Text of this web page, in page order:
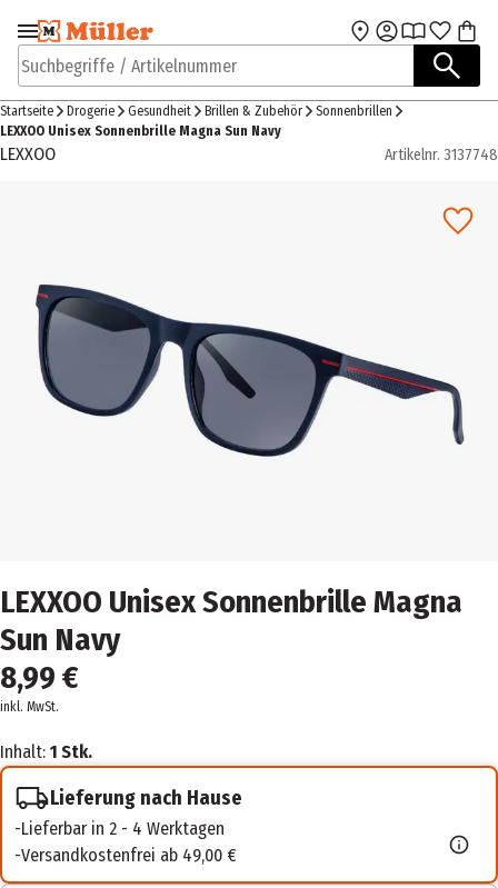
Zur Navigation
springen
Zum Hauptinhalt
Suchbegriffe / Artikelnummer
Startseite Drogerie Gesundheit Brillen & Zubehör
Sonnenbrillen
LEXXOO Unisex Sonnenbrille Magna Sun Navy
LEXXOO Artikelnr. 3137748
LEXXOO Unisex Sonnenbrille Magna
Sun Navy
8,99 €
inkl. MwSt.
Inhalt: 1 Stk.
Lieferung nach Hause
Lieferbar in 2 - 4 Werktagen
Versandkostenfrei ab 49,00 €